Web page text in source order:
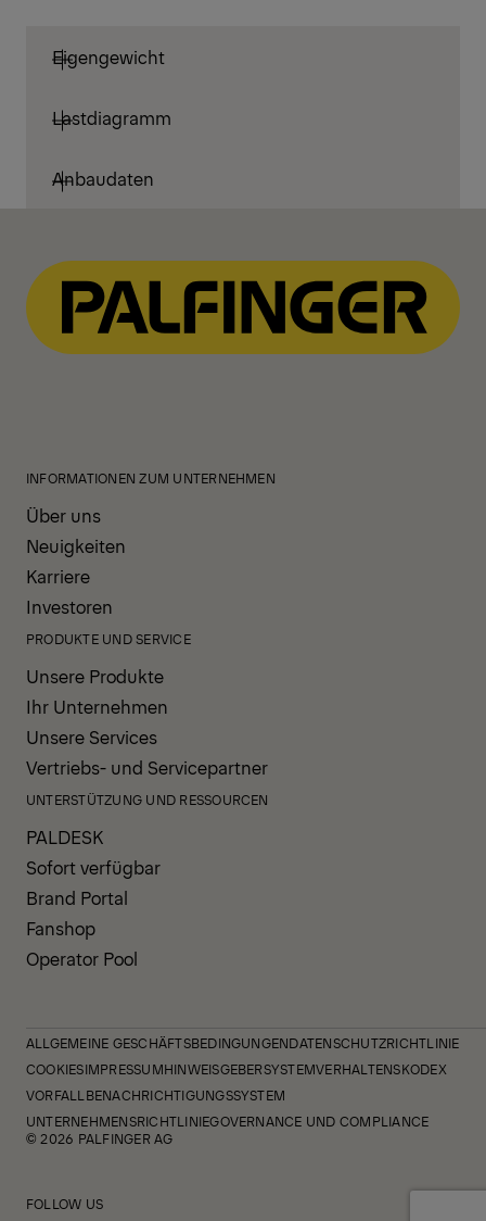
Eigengewicht
Lastdiagramm
Anbaudaten
INFORMATIONEN ZUM UNTERNEHMEN
Über uns
Neuigkeiten
Karriere
Investoren
PRODUKTE UND SERVICE
Unsere Produkte
Ihr Unternehmen
Unsere Services
Vertriebs- und Servicepartner
UNTERSTÜTZUNG UND RESSOURCEN
PALDESK
Sofort verfügbar
Brand Portal
Fanshop
Operator Pool
ALLGEMEINE GESCHÄFTSBEDINGUNGENDATENSCHUTZRICHTLINIE
COOKIESIMPRESSUMHINWEISGEBERSYSTEMVERHALTENSKODEX
VORFALLBENACHRICHTIGUNGSSYSTEM
UNTERNEHMENSRICHTLINIEGOVERNANCE UND COMPLIANCE
© 2026 PALFINGER AG
FOLLOW US